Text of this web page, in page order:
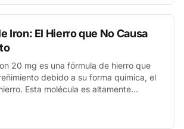
Iron: El Hierro que No Causa
20 mg es una fórmula de hierro que
debido a su forma química, el
Esta molécula es altamente
efectos secundarios gastrointestinales